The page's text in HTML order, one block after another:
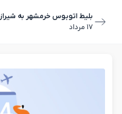
بلیط اتوبوس خرمشهر به شیراز
١٧ مرداد